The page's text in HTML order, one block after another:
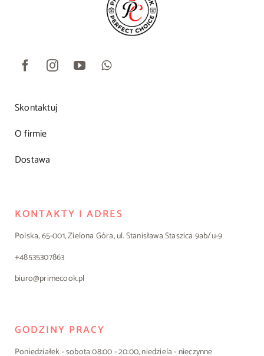
Skontaktuj
O firmie
Dostawa
KONTAKTY I ADRES
Polska, 65-001, Zielona Góra, ul. Stanisława Staszica 9ab/u-9
+48535307863
biuro@primecook.pl
GODZINY PRACY
Poniedziałek - sobota 08:00 - 20:00, niedziela - nieczynne